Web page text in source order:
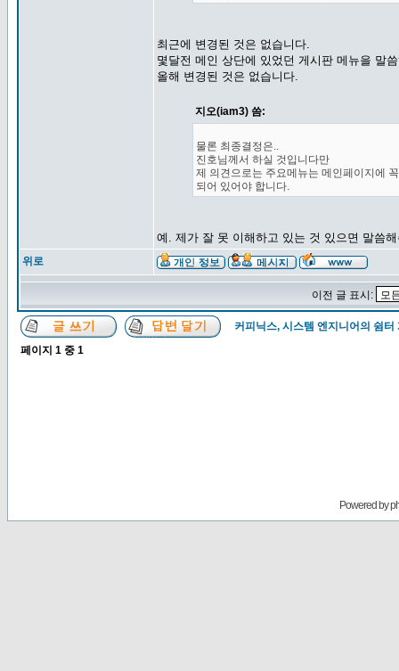
최근에 변경된 것은 없습니다.
몇달전 메인 상단에 있었던 게시판 메뉴을 말
올해 변경된 것은 없습니다.
지오(iam3) 씀:
물론 최종결정은..
진호님께서 하실 것입니다만
제 의견으로는 주요메뉴는 메인페이지에
되어 있어야 합니다.
예. 제가 잘 못 이해하고 있는 것 있으면 말씀
위로
이전 글 표시:
커피닉스, 시스템 엔지니어의 쉼터
페이지 1 중 1
Powered by